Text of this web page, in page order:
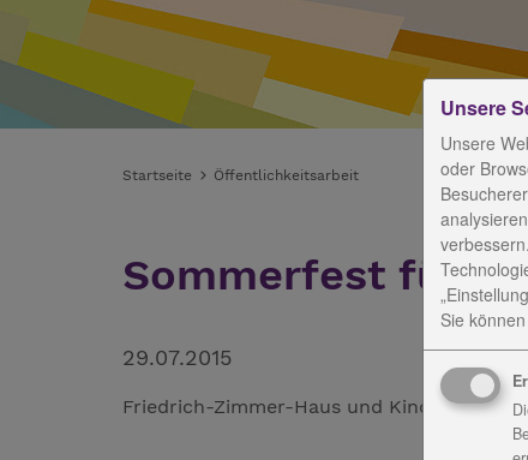
Startseite Öffentlichkeitsarbeit
Sommerfest für
29.07.2015
Friedrich-Zimmer-Haus und Kinderhaus in
Unsere
Unsere
oder
Sie